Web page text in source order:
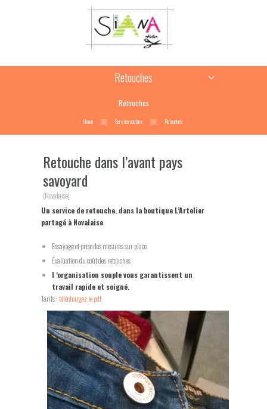
Retouches
Retouches
Home Service couture Retouches
Retouche dans l’avant pays
savoyard
(Novalaise)
Un service de retouche. dans la boutique L’Artelier
partagé à Novalaise
Essayage et prise des mesures sur place
Évaluation du coût des retouches
l ‘organisation souple vous garantissent un
travail rapide et soigné.
Tarifs :téléchargez le pdf.